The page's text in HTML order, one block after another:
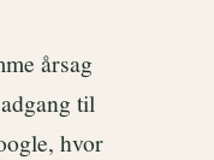
årsag
til
hvor